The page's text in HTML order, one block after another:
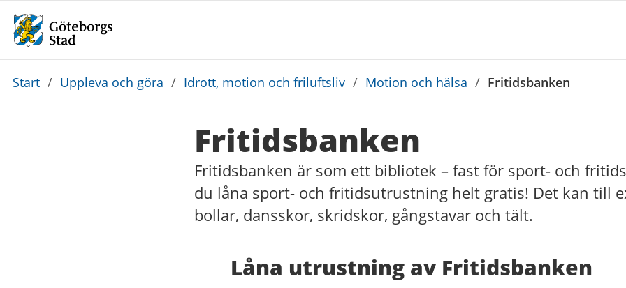
Du
Start / Uppleva och göra / Idrott, motion och friluftsliv / Motion och hälsa / Fritidsbanken
Fritidsbanken
Fritidsbanken är som ett bibliotek – fast för sport- och
du låna sport- och fritidsutrustning helt gratis! Det kan till
bollar, dansskor, skridskor, gångstavar och tält.
Låna utrustning av Fritidsbanken